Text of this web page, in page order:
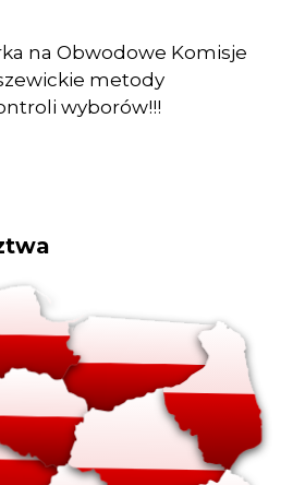
na Obwodowe Komisje
metody
wyborów!!!